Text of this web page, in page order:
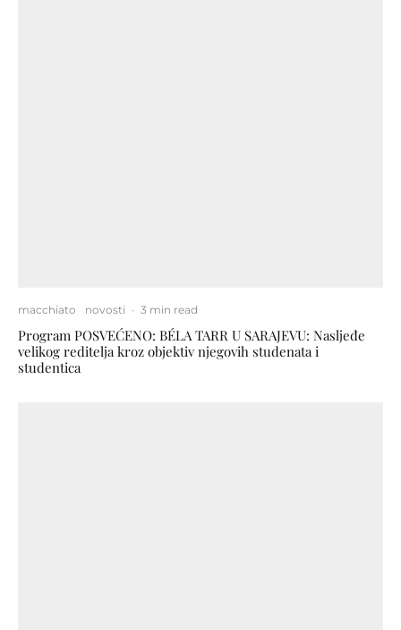
macchiato novosti · 3 min read
Program POSVEĆENO: BÉLA TARR U SARAJEVU: Nasljeđe
velikog reditelja kroz objektiv njegovih studenata i
studentica